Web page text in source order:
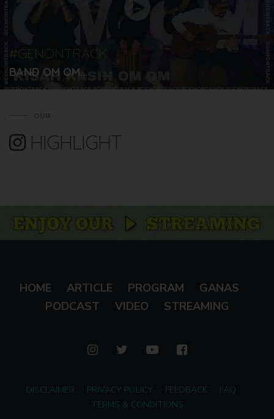
#GENONTRACK
BAND OM OM...
HIGHLIGHT
HOME ARTICLE PROGRAM
GANAS
PODCAST
VIDEO STREAMING
DISCLAIMER PRIVACY POLICY FEEDBACK
FAQ
TERMS & CONDITIONS